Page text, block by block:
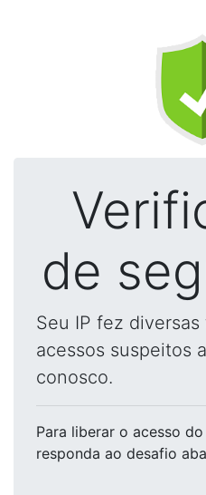
de
Seu IP fez
acessos suspeitos
conosco.
Para liberar o acesso do
responda ao desafio